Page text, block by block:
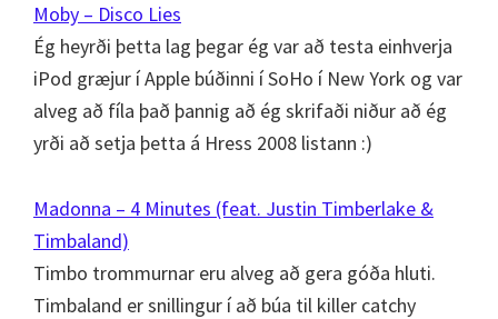
Moby – Disco Lies
Ég heyrði þetta lag þegar ég var að testa einhverja
iPod græjur í Apple búðinni í SoHo í New York og var
alveg að fíla það þannig að ég skrifaði niður að ég
yrði að setja þetta á Hress 2008 listann :)
Madonna – 4 Minutes (feat. Justin Timberlake &
Timbaland)
Timbo trommurnar eru alveg að gera góða hluti.
Timbaland er snillingur í að búa til killer catchy